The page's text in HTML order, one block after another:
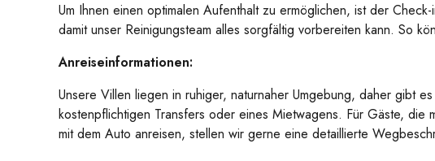
Um Ihnen einen optimalen Aufenthalt zu ermöglichen, ist der
damit unser Reinigungsteam alles sorgfältig vorbereiten kann. So
Anreiseinformationen:
Unsere Villen liegen in ruhiger, naturnaher Umgebung, daher gibt
kostenpflichtigen Transfers oder eines Mietwagens. Für Gäste, die
mit dem Auto anreisen, stellen wir gerne eine detaillierte